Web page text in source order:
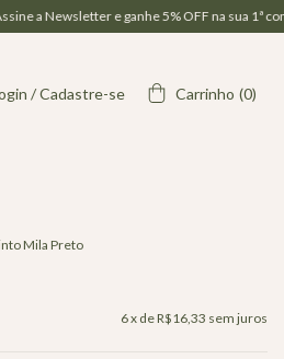
e ganhe 5% OFF na sua 1ª compra |
/Cadastre-se Carrinho (0)
Mila Preto
6x deR$16,33 sem juros